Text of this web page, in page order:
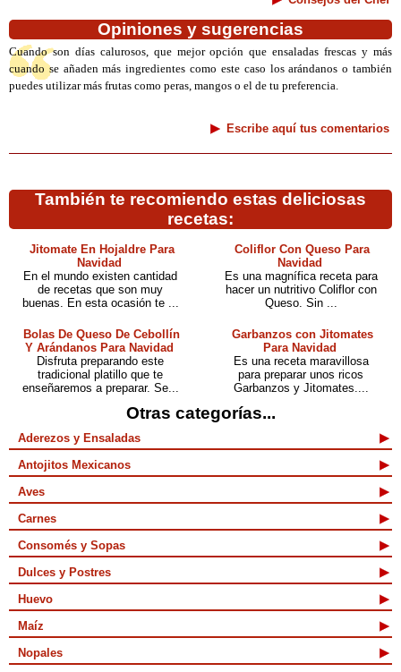
Opiniones y sugerencias
Cuando son días calurosos, que mejor opción que ensaladas frescas y más
cuando se añaden más ingredientes como este caso los arándanos o también
puedes utilizar más frutas como peras, mangos o el de tu preferencia.
Escribe aquí tus comentarios
También te recomiendo estas deliciosas
recetas:
Jitomate En Hojaldre Para
Navidad
En el mundo existen cantidad
de recetas que son muy
buenas. En esta ocasión te ...
Coliflor Con Queso Para
Navidad
Es una magnífica receta para
hacer un nutritivo Coliflor con
Queso. Sin ...
Bolas De Queso De Cebollín
Y Arándanos Para Navidad
Disfruta preparando este
tradicional platillo que te
enseñaremos a preparar. Se...
Garbanzos con Jitomates
Para Navidad
Es una receta maravillosa
para preparar unos ricos
Garbanzos y Jitomates....
Otras categorías...
Aderezos y Ensaladas
Antojitos Mexicanos
Aves
Carnes
Consomés y Sopas
Dulces y Postres
Huevo
Maíz
Nopales